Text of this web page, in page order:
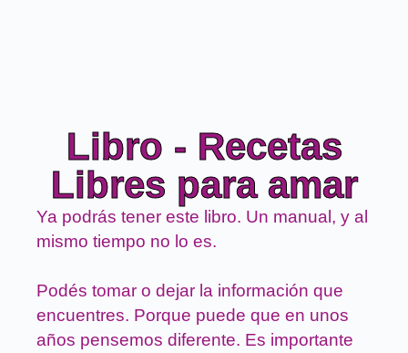
Libro - Recetas
Libres para amar
Ya podrás tener este libro. Un manual, y al
mismo tiempo no lo es.
Podés tomar o dejar la información que
encuentres. Porque puede que en unos
años pensemos diferente. Es importante